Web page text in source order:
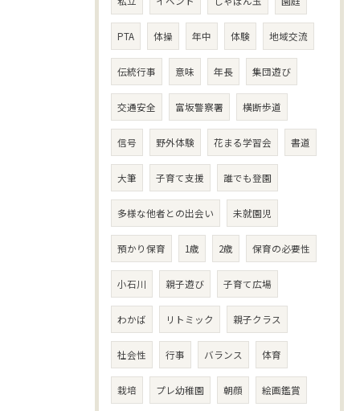
PTA 体操 年中 体験 地域交流
伝統行事 意味 年長 集団遊び
交通安全 富坂警察署 横断歩道
信号 野外体験 花まる学習会 書道
大筆 子育て支援 誰でも登園
多様な他者との出会い 未就園児
預かり保育 1歳 2歳 保育の必要性
小石川 親子遊び 子育て広場
わかば リトミック 親子クラス
社会性 行事 バランス 体育
栽培 プレ幼稚園 朝顔 絵画鑑賞